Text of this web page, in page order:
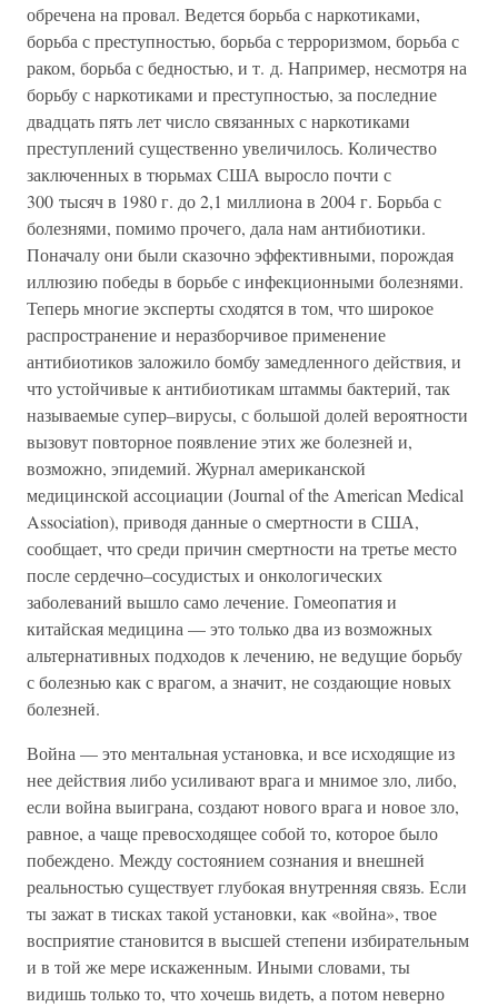
обречена на провал. Ведется борьба с наркотиками,
борьба с преступностью, борьба с терроризмом, борьба с
раком, борьба с бедностью, и т. д. Например, несмотря на
борьбу с наркотиками и преступностью, за последние
двадцать пять лет число связанных с наркотиками
преступлений существенно увеличилось. Количество
заключенных в тюрьмах США выросло почти с
300 тысяч в 1980 г. до 2,1 миллиона в 2004 г. Борьба с
болезнями, помимо прочего, дала нам антибиотики.
Поначалу они были сказочно эффективными, порождая
иллюзию победы в борьбе с инфекционными болезнями.
Теперь многие эксперты сходятся в том, что широкое
распространение и неразборчивое применение
антибиотиков заложило бомбу замедленного действия, и
что устойчивые к антибиотикам штаммы бактерий, так
называемые супер–вирусы, с большой долей вероятности
вызовут повторное появление этих же болезней и,
возможно, эпидемий. Журнал американской
медицинской ассоциации (Journal of the American Medical
Association), приводя данные о смертности в США,
сообщает, что среди причин смертности на третье место
после сердечно–сосудистых и онкологических
заболеваний вышло само лечение. Гомеопатия и
китайская медицина — это только два из возможных
альтернативных подходов к лечению, не ведущие борьбу
с болезнью как с врагом, а значит, не создающие новых
болезней.
Война — это ментальная установка, и все исходящие из
нее действия либо усиливают врага и мнимое зло, либо,
если война выиграна, создают нового врага и новое зло,
равное, а чаще превосходящее собой то, которое было
побеждено. Между состоянием сознания и внешней
реальностью существует глубокая внутренняя связь. Если
ты зажат в тисках такой установки, как «война», твое
восприятие становится в высшей степени избирательным
и в той же мере искаженным. Иными словами, ты
видишь только то, что хочешь видеть, а потом неверно